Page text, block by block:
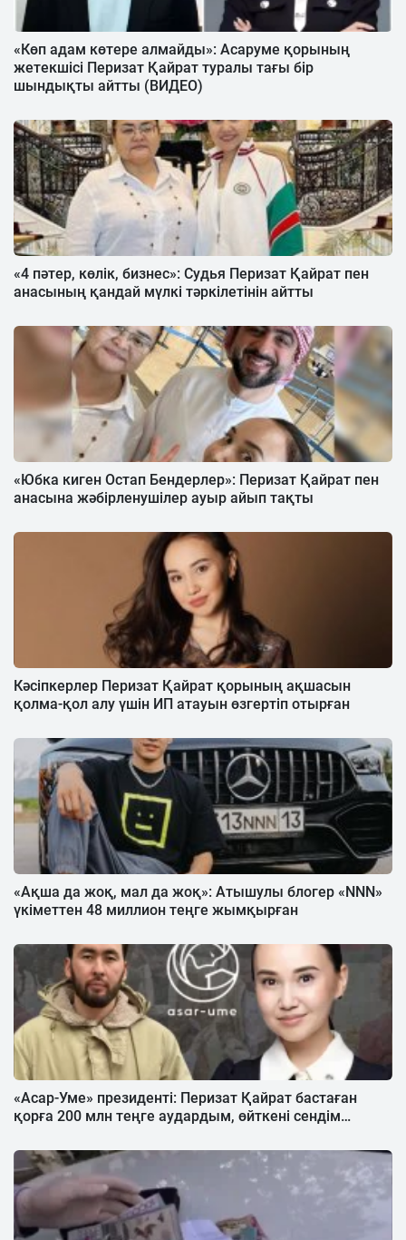
«Көп адам көтере алмайды»: Асаруме қорының
жетекшісі Перизат Қайрат туралы тағы бір
шындықты айтты (ВИДЕО)
«4 пәтер, көлік, бизнес»: Судья Перизат Қайрат пен
анасының қандай мүлкі тәркілетінін айтты
«Юбка киген Остап Бендерлер»: Перизат Қайрат пен
анасына жәбірленушілер ауыр айып тақты
Кәсіпкерлер Перизат Қайрат қорының ақшасын
қолма-қол алу үшін ИП атауын өзгертіп отырған
«Ақша да жоқ, мал да жоқ»: Атышулы блогер «NNN»
үкіметтен 48 миллион теңге жымқырған
«Асар-Уме» президенті: Перизат Қайрат бастаған
қорға 200 млн теңге аудардым, өйткені сендім…